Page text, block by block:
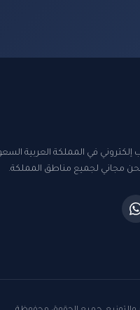
إلكتروني في المملكة العربية
شحن مجاني لجميع مناطق المملكة.